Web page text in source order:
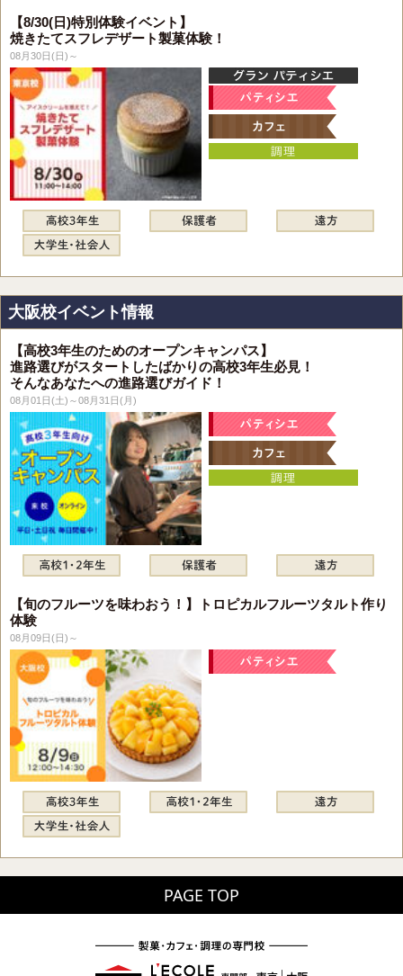
【8/30(日)特別体験イベント】
焼きたてスフレデザート製菓体験！
08月30日(日)～
大阪校イベント情報
【高校3年生のためのオープンキャンパス】
進路選びがスタートしたばかりの高校3年生必見！
そんなあなたへの進路選びガイド！
08月01日(土)～08月31日(月)
【旬のフルーツを味わおう！】トロピカルフルーツタルト作り
体験
08月09日(日)～
PAGE TOP